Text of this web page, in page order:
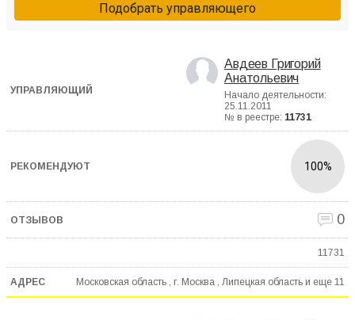
Подобрать управляющего
Авдеев Григорий
Анатольевич
Начало деятельности:
25.11.2011
№ в реестре: 11731
100%
0
11731
Московская область , г. Москва , Липецкая область и еще 11